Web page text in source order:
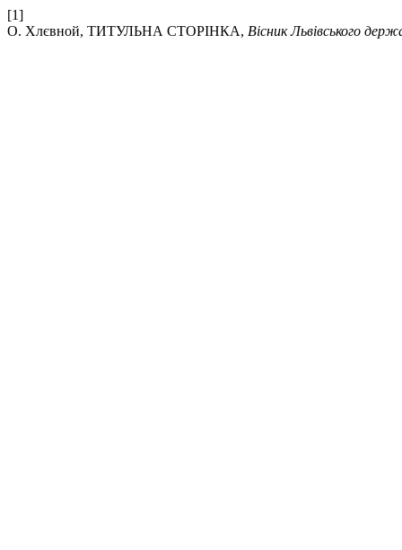
[1]
О. Хлєвной, ТИТУЛЬНА СТОРІНКА, Вісник Львівського